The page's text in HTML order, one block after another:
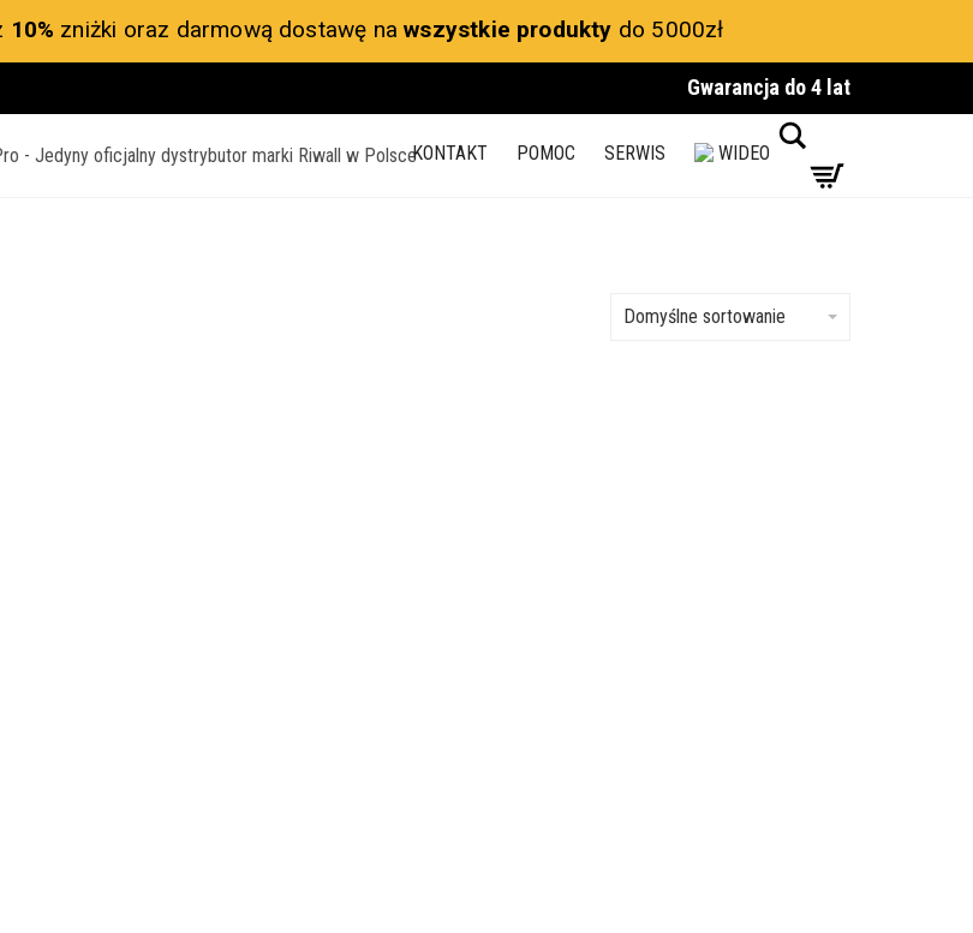
10% zniżki oraz darmową dostawę nawszystkie produkty do 5000zł
Gwarancja do 4 lat
KONTAKT POMOC SERWIS WIDEO
Domyślne sortowanie